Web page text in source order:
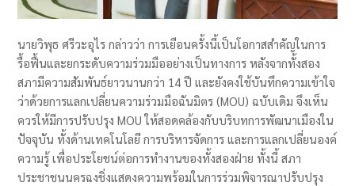
นายวิพุธ ศรีวะอุไร กล่าวว่า การเยือนครั้งนี้เป็นโอกาสสำคัญในการ
รื้อฟื้นและยกระดับความร่วมมืออย่างเป็นทางการ หลังจากทั้งสอง
สภามีความสัมพันธ์ยาวนานกว่า 14 ปี และยังคงใช้บันทึกความเข้าใจ
ว่าด้วยการแลกเปลี่ยนความร่วมมือฉันมิตร (MOU) ฉบับเดิม จึงเห็น
ควรให้มีการปรับปรุง MOU ให้สอดคล้องกับบริบทการพัฒนาเมืองใน
ปัจจุบัน ทั้งด้านเทคโนโลยี การบริหารจัดการ และการแลกเปลี่ยนองค์
ความรู้ เพื่อประโยชน์ต่อการทำงานของทั้งสองฝ่าย ทั้งนี้ สภา
ประชาชนนครฉงชิ่งแสดงความพร้อมในการร่วมพิจารณาปรับปรุง